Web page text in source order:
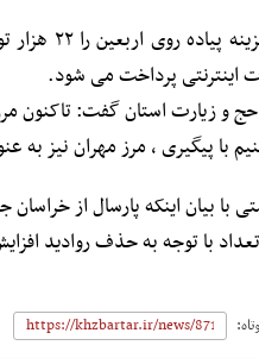
وی
اینترنتی پرداخت می شود.
و زیارت استان گفت: تاکنون
با پیگیری ، مرز مهران نیز به
با توجه به حذف روادید